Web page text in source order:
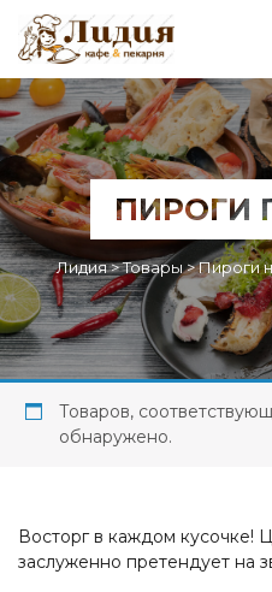
ПИРОГИ
Лидия>Товары>Пироги
Товаров,
обнаружено.
Восторг в каждом кусочке!
заслуженно претендует на